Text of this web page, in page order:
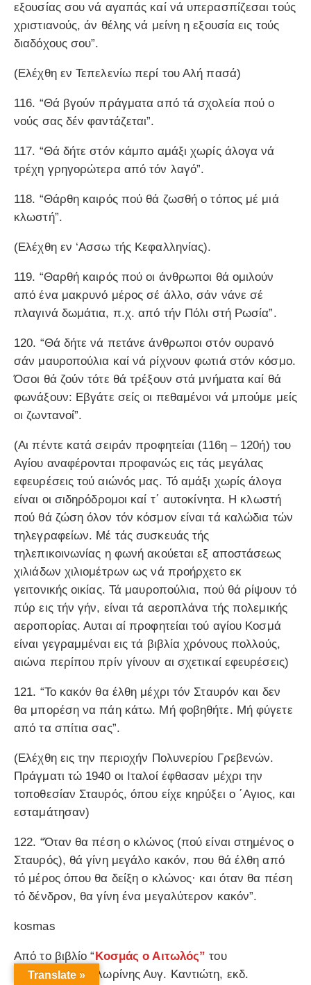
εξουσίας σου νά αγαπάς καί νά υπερασπίζεσαι τούς
χριστιανούς, άν θέλης νά μείνη η εξουσία εις τούς
διαδόχους σου”.
(Ελέχθη εν Τεπελενίω περί του Αλή πασά)
116. “Θά βγούν πράγματα από τά σχολεία πού ο
νούς σας δέν φαντάζεται”.
117. “Θά δήτε στόν κάμπο αμάξι χωρίς άλογα νά
τρέχη γρηγορώτερα από τόν λαγό”.
118. “Θάρθη καιρός πού θά ζωσθή ο τόπος μέ μιά
κλωστή”.
(Ελέχθη εν ‘Aσσω τής Κεφαλληνίας).
119. “Θαρθή καιρός πού οι άνθρωποι θά ομιλούν
από ένα μακρυνό μέρος σέ άλλο, σάν νάνε σέ
πλαγινά δωμάτια, π.χ. από τήν Πόλι στή Ρωσία”.
120. “Θά δήτε νά πετάνε άνθρωποι στόν ουρανό
σάν μαυροπούλια καί νά ρίχνουν φωτιά στόν κόσμο.
Όσοι θά ζούν τότε θά τρέξουν στά μνήματα καί θά
φωνάξουν: Εβγάτε σείς οι πεθαμένοι νά μπούμε μείς
οι ζωντανοί”.
(Αι πέντε κατά σειράν προφητείαι (116η – 120ή) του
Αγίου αναφέρονται προφανώς εις τάς μεγάλας
εφευρέσεις τού αιώνός μας. Τό αμάξι χωρίς άλογα
είναι οι σιδηρόδρομοι καί τ΄ αυτοκίνητα. Η κλωστή
πού θά ζώση όλον τόν κόσμον είναι τά καλώδια τών
τηλεγραφείων. Μέ τάς συσκευάς τής
τηλεπικοινωνίας η φωνή ακούεται εξ αποστάσεως
χιλιάδων χιλιομέτρων ως νά προήρχετο εκ
γειτονικής οικίας. Τά μαυροπούλια, πού θά ρίψουν τό
πύρ εις τήν γήν, είναι τά αεροπλάνα τής πολεμικής
αεροπορίας. Αυται αί προφητείαι τού αγίου Κοσμά
είναι γεγραμμέναι εις τά βιβλία χρόνους πολλούς,
αιώνα περίπου πρίν γίνουν αι σχετικαί εφευρέσεις)
121. “Το κακόν θα έλθη μέχρι τόν Σταυρόν και δεν
θα μπορέση να πάη κάτω. Μή φοβηθήτε. Μή φύγετε
από τα σπίτια σας”.
(Ελέχθη εις την περιοχήν Πολυνερίου Γρεβενών.
Πράγματι τώ 1940 οι Ιταλοί έφθασαν μέχρι την
τοποθεσίαν Σταυρός, όπου είχε κηρύξει ο ΄Αγιος, και
εσταμάτησαν)
122. “Όταν θα πέση ο κλώνος (πού είναι στημένος ο
Σταυρός), θά γίνη μεγάλο κακόν, που θά έλθη από
τό μέρος όπου θα δείξη ο κλώνος· και όταν θα πέση
τό δένδρον, θα γίνη ένα μεγαλύτερον κακόν”.
kosmas
Από το βιβλίο “ Κοσμάς ο Αιτωλός” του
Μητροπολίτη Φλωρίνης Αυγ. Καντιώτη, εκδ.
Translate »